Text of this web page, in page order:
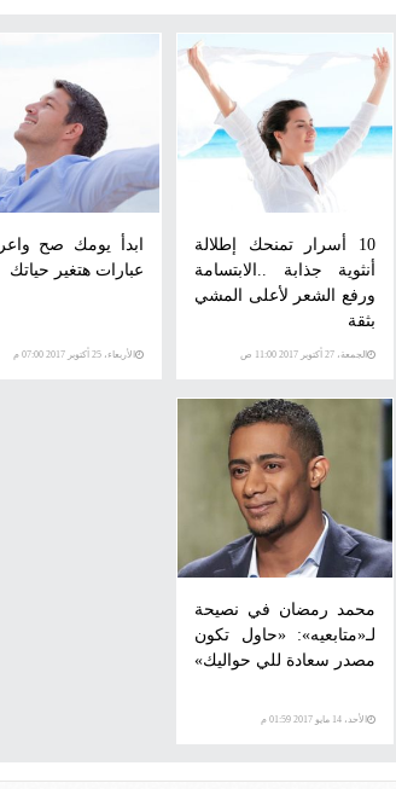
10 أسرار تمنحك إطلالة
أنثوية جذابة ..الابتسامة
ورفع الشعر لأعلى المشي
بثقة
الجمعة، 27 أكتوبر 2017 11:00 ص
عبارات هتغير حياتك
الأربعاء، 25 أكتوبر 2017 07:00 م
محمد رمضان في نصيحة
لـ«متابعيه»: «حاول تكون
مصدر سعادة للي حواليك»
الأحد، 14 مايو 2017 01:59 م